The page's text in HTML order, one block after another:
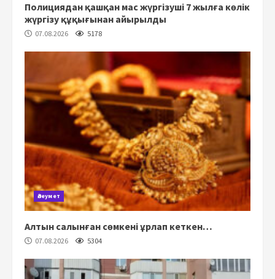
Полициядан қашқан мас жүргізуші 7 жылға көлік
жүргізу құқығынан айырылды
07.08.2026 5178
Әлеумет
Алтын салынған сөмкені ұрлап кеткен…
07.08.2026 5304